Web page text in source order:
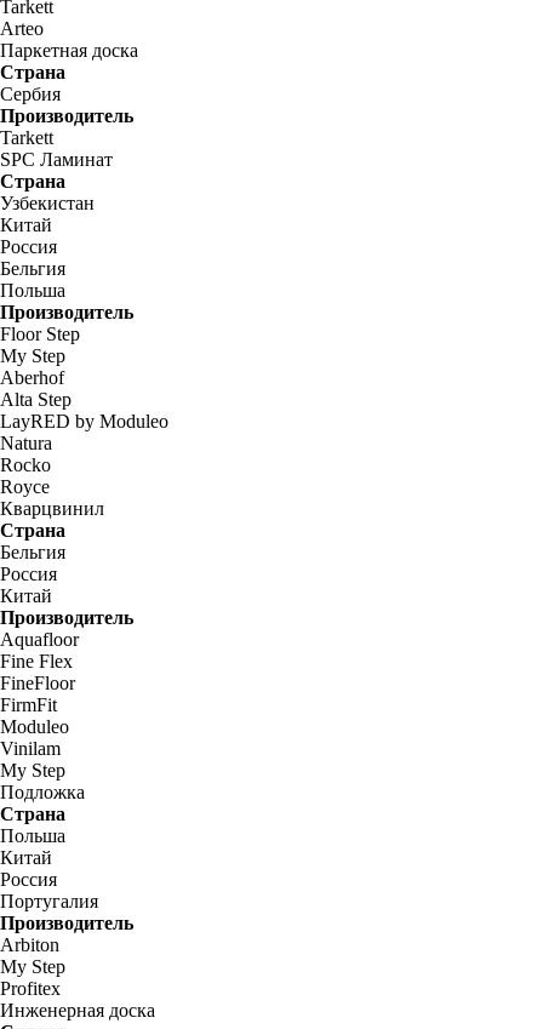
Tarkett
Arteo
Паркетная доска
Страна
Сербия
Производитель
Tarkett
SPC Ламинат
Страна
Узбекистан
Китай
Россия
Бельгия
Польша
Производитель
Floor Step
My Step
Aberhof
Alta Step
LayRED by Moduleo
Natura
Rocko
Royce
Кварцвинил
Страна
Бельгия
Россия
Китай
Производитель
Aquafloor
Fine Flex
FineFloor
FirmFit
Moduleo
Vinilam
My Step
Подложка
Страна
Польша
Китай
Россия
Португалия
Производитель
Arbiton
My Step
Profitex
Инженерная доска